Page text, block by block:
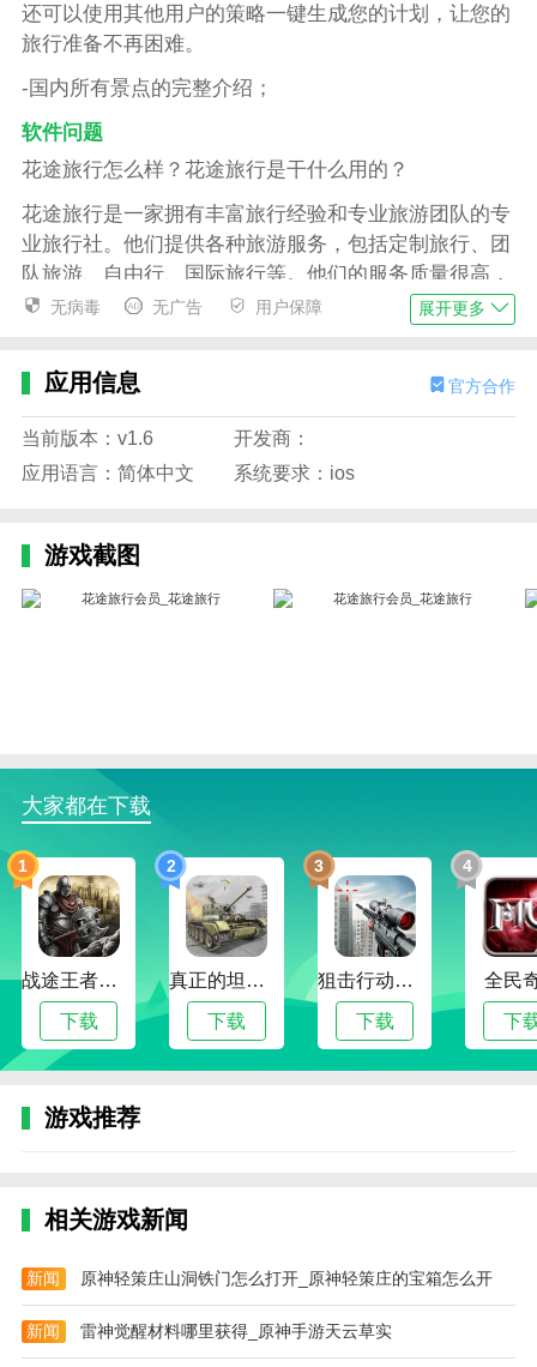
还可以使用其他用户的策略一键生成您的计划，让您的
旅行准备不再困难。
-国内所有景点的完整介绍；
软件问题
花途旅行怎么样？花途旅行是干什么用的？
花途旅行是一家拥有丰富旅行经验和专业旅游团队的专
业旅行社。他们提供各种旅游服务，包括定制旅行、团
队旅游、自由行、国际旅行等。他们的服务质量很高，
可以为游客提供安全、舒适和方便的旅行体验。
1.界面简洁清爽。您可以随时加入其他人的邀请，或者
自己打开邀请并填写信任信息。
2、个人资料首页认证，兴趣爱好一目了然，让你随时
随地都能找到智通和身边的伙伴。
欣赏沿途的美丽风景。
4.你还可以学习更多的聊天技巧，和一群志同道合的朋
边肖评估
快。
2.我们可以直接在网上交流和聊天，还可以体验全新的
约会服务体验。为用户朋友提供最便捷的服务，还可以
在里面查看和了解景点，在这里查看和了解各种景点信
息，更新速度非常快。
3.花途旅行迎合了年轻人的喜爱，让旅行不再是一项枯
燥的任务，玩家可以与用户旅行体验社交和交流。用户
还可以查看旅行信息和指南。在这个过程中，你也可以
分享你在旅行中的所见所闻。如果您喜欢，请立即下载
更新日志
更新日志:
1.修复已知影响使用和优化用户体验的问题。
无病毒 无广告 用户保障 展开更多
应用信息 官方合作
当前版本：v1.6
开发商：
应用语言：简体中文
系统要求：ios
游戏截图
大家都在下载
1
战途王者最新版
下载
2
真正的坦克大战
下载
3
狙击行动代号猎鹰
下载
4
全民
下
游戏推荐
相关游戏新闻
新闻 原神轻策庄山洞铁门怎么打开_原神轻策庄的宝箱怎么开
新闻 雷神觉醒材料哪里获得_原神手游天云草实